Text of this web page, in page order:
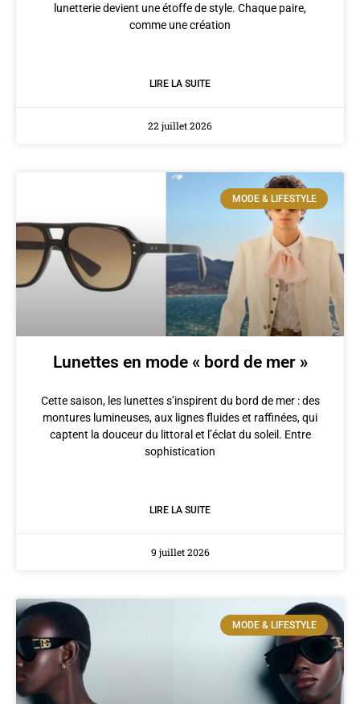
lunetterie devient une étoffe de style. Chaque paire,
comme une création
LIRE LA SUITE
22 juillet 2026
MODE & LIFESTYLE
Lunettes en mode « bord de mer »
Cette saison, les lunettes s’inspirent du bord de mer : des
montures lumineuses, aux lignes fluides et raffinées, qui
captent la douceur du littoral et l’éclat du soleil. Entre
sophistication
LIRE LA SUITE
9 juillet 2026
MODE & LIFESTYLE